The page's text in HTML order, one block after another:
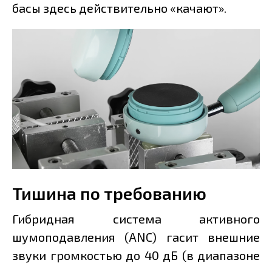
басы здесь действительно «качают».
Тишина по требованию
Гибридная система активного
шумоподавления (ANC) гасит внешние
звуки громкостью до 40 дБ (в диапазоне